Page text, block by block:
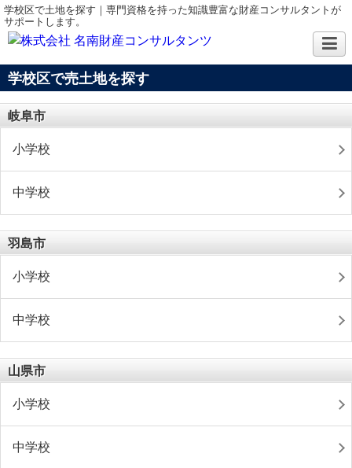
学校区で土地を探す｜専門資格を持った知識豊富な財産コンサルタントが
サポートします。
学校区で売土地を探す
岐阜市
小学校
中学校
羽島市
小学校
中学校
山県市
小学校
中学校